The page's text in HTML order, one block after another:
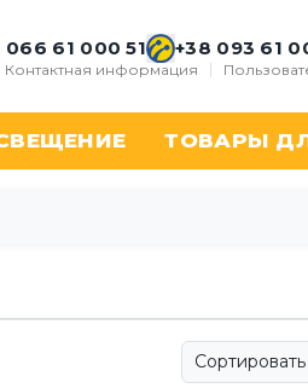
066 61 000 51 +38 093 61
Контактная информация
ТОВАРЫ